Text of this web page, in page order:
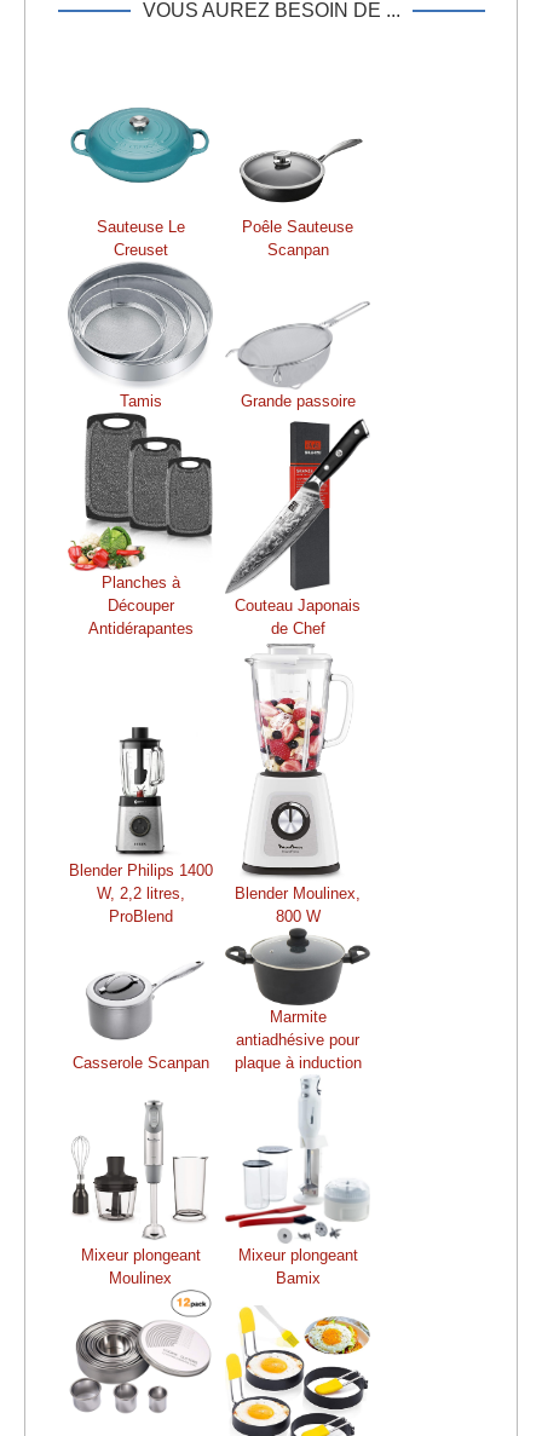
VOUS AUREZ BESOIN DE ...
Sauteuse Le
Creuset
Poêle Sauteuse
Scanpan
Tamis Grande passoire
Planches à
Découper
Antidérapantes
Couteau Japonais
de Chef
Blender Philips 1400
W, 2,2 litres,
ProBlend
Blender Moulinex,
800 W
Casserole Scanpan
Marmite
antiadhésive pour
plaque à induction
Mixeur plongeant
Moulinex
Mixeur plongeant
Bamix